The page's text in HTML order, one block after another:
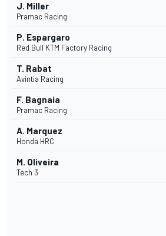
J. Miller
Pramac Racing
P. Espargaro
Red Bull KTM Factory Racing
T. Rabat
Avintia Racing
F. Bagnaia
Pramac Racing
A. Marquez
Honda HRC
M. Oliveira
Tech 3